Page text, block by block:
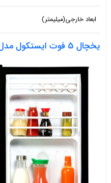
ابعاد خارجی(میلیمتر)
یخچال 5 فوت ایستکول مدل TMB-1835